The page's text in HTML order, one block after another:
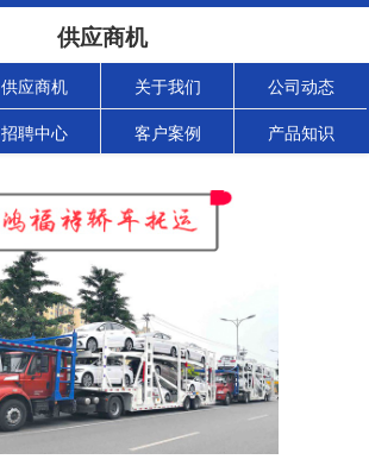
供应商机
供应商机 关于我们 公司动态
招聘中心 客户案例 产品知识